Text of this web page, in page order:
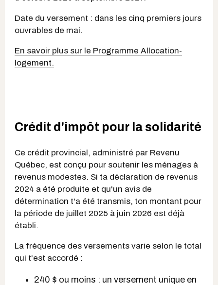
Date du versement : dans les cinq premiers jours
ouvrables de mai.
En savoir plus sur le Programme Allocation-
logement.
Crédit d'impôt pour la solidarité
Ce crédit provincial, administré par Revenu
Québec, est conçu pour soutenir les ménages à
revenus modestes. Si ta déclaration de revenus
2024 a été produite et qu'un avis de
détermination t'a été transmis, ton montant pour
la période de juillet 2025 à juin 2026 est déjà
établi.
La fréquence des versements varie selon le total
qui t'est accordé :
240 $ ou moins : un versement unique en